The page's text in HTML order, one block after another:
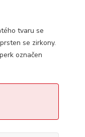
tvaru se
se zirkony.
označen